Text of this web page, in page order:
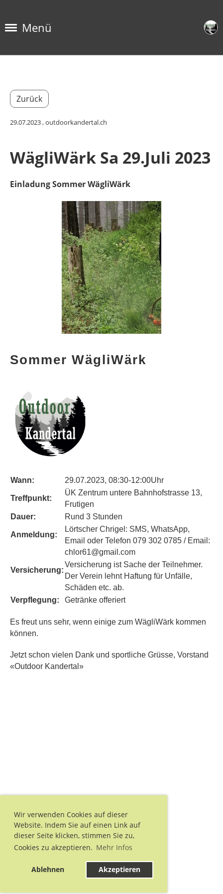
Wir verwenden Cookies auf dieser
Website. Indem Sie auf einen Link auf
dieser Seite klicken, stimmen Sie zu,
Cookies zu akzeptieren. Mehr Infos
Ablehnen Akzeptieren
Menü
Zurück
29.07.2023, outdoorkandertal.ch
WägliWärk Sa 29.Juli 2023
Einladung Sommer WägliWärk
Sommer WägliWärk
Wann: 29.07.2023, 08:30-12:00Uhr
Treffpunkt:
ÜK Zentrum untere Bahnhofstrasse 13,
Frutigen
Dauer:
Rund 3 Stunden
Anmeldung:
Lörtscher Chrigel: SMS, WhatsApp,
Email oder Telefon 079 302 0785 / Email:
chlor61@gmail.com
Versicherung:
Versicherung ist Sache der Teilnehmer.
Der Verein lehnt Haftung für Unfälle,
Schäden etc. ab.
Verpflegung:
Getränke offeriert
Es freut uns sehr, wenn einige zum WägliWärk kommen
können.
Jetzt schon vielen Dank und sportliche Grüsse, Vorstand
«Outdoor Kandertal»